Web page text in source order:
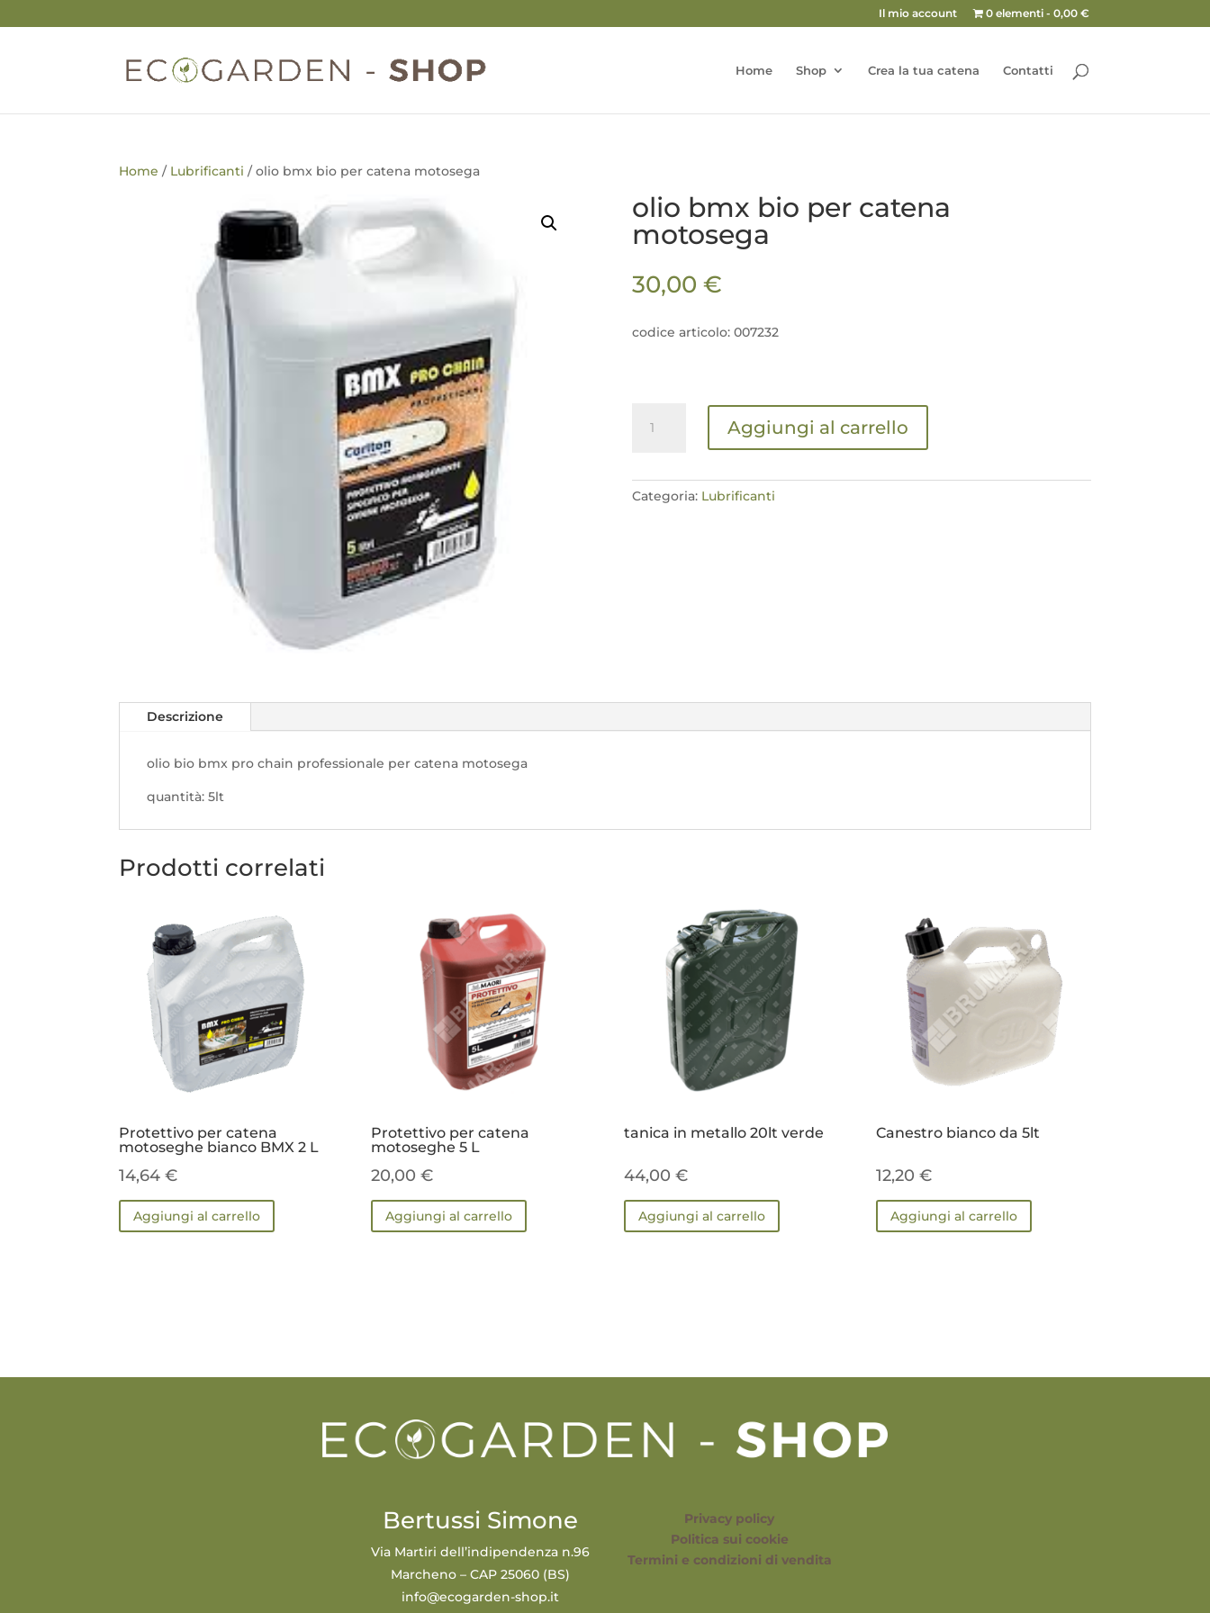
Il mio account 0 elementi 0,00 €
Home Shop Crea la tua catena Contatti
Home / Lubrificanti / olio bmx bio per catena motosega
olio bmx bio per catena
motosega
30,00 €
codice articolo: 007232
bmx
catena
Aggiungi al carrello
Categoria: Lubrificanti
Descrizione
olio bio bmx pro chain professionale per catena motosega
quantità: 5lt
Prodotti correlati
Protettivo per catena
motoseghe bianco BMX 2 L
14,64 €
Aggiungi al carrello
Protettivo per catena
motoseghe 5 L
20,00€
Aggiungi al carrello
tanica in metallo 20lt verde
44,00 €
Aggiungi al carrello
Canestro bianco da 5lt
12,20 €
Aggiungi al carrello
Bertussi Simone
Via Martiri dell’indipendenza n.96
Marcheno – CAP 25060 (BS)
info@ecogarden-shop.it
Privacy policy
Politica sui cookie
Termini e condizioni di vendita